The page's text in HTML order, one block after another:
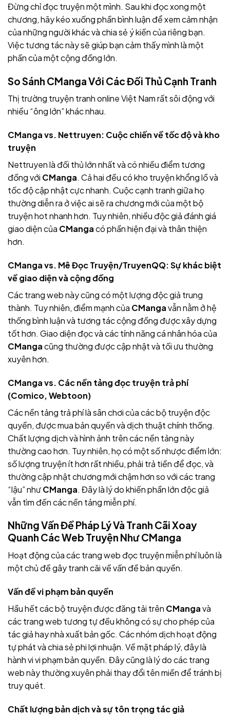
Đừng chỉ đọc truyện một mình. Sau khi đọc xong một
chương, hãy kéo xuống phần bình luận để xem cảm nhận
của những người khác và chia sẻ ý kiến của riêng bạn.
Việc tương tác này sẽ giúp bạn cảm thấy mình là một
phần của một cộng đồng lớn.
So Sánh CManga Với Các Đối Thủ Cạnh Tranh
Thị trường truyện tranh online Việt Nam rất sôi động với
nhiều “ông lớn” khác nhau.
CManga vs. Nettruyen: Cuộc chiến về tốc độ và kho
truyện
Nettruyen là đối thủ lớn nhất và có nhiều điểm tương
đồng với CManga. Cả hai đều có kho truyện khổng lồ và
tốc độ cập nhật cực nhanh. Cuộc cạnh tranh giữa họ
thường diễn ra ở việc ai sẽ ra chương mới của một bộ
truyện hot nhanh hơn. Tuy nhiên, nhiều độc giả đánh giá
giao diện của CMangacó phần hiện đại và thân thiện
hơn.
CManga vs. Mê Đọc Truyện/TruyenQQ: Sự khác biệt
về giao diện và cộng đồng
Các trang web này cũng có một lượng độc giả trung
thành. Tuy nhiên, điểm mạnh của CMangavẫn nằm ở hệ
thống bình luận và tương tác cộng đồng được xây dựng
tốt hơn. Giao diện đọc và các tính năng cá nhân hóa của
CMangacũng thường được cập nhật và tối ưu thường
xuyên hơn.
CManga vs. Các nền tảng đọc truyện trả phí
(Comico, Webtoon)
Các nền tảng trả phí là sân chơi của các bộ truyện độc
quyền, được mua bản quyền và dịch thuật chính thống.
Chất lượng dịch và hình ảnh trên các nền tảng này
thường cao hơn. Tuy nhiên, họ có một số nhược điểm lớn:
số lượng truyện ít hơn rất nhiều, phải trả tiền để đọc, và
thường cập nhật chương mới chậm hơn so với các trang
“lậu” nhưCManga. Đây là lý do khiến phần lớn độc giả
vẫn tìm đến các nền tảng miễn phí.
Những Vấn Đề Pháp Lý Và Tranh Cãi Xoay
Quanh Các Web Truyện Như CManga
Hoạt động của các trang web đọc truyện miễn phí luôn là
một chủ đề gây tranh cãi về vấn đề bản quyền.
Vấn đề vi phạm bản quyền
Hầu hết các bộ truyện được đăng tải trên CMangavà
các trang web tương tự đều không có sự cho phép của
tác giả hay nhà xuất bản gốc. Các nhóm dịch hoạt động
tự phát và chia sẻ phi lợi nhuận. Về mặt pháp lý, đây là
hành vi vi phạm bản quyền. Đây cũng là lý do các trang
web này thường xuyên phải thay đổi tên miền để tránh bị
truy quét.
Chất lượng bản dịch và sự tôn trọng tác giả